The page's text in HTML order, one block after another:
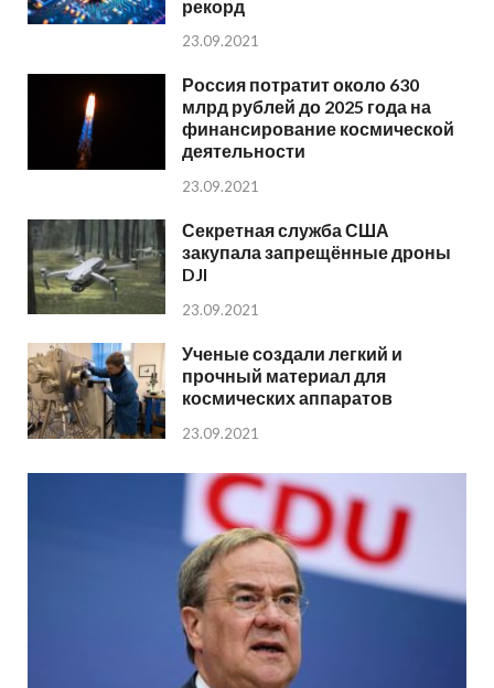
рекорд
23.09.2021
Россия потратит около 630
млрд рублей до 2025 года на
финансирование космической
деятельности
23.09.2021
Секретная служба США
закупала запрещённые дроны
DJI
23.09.2021
Ученые создали легкий и
прочный материал для
космических аппаратов
23.09.2021